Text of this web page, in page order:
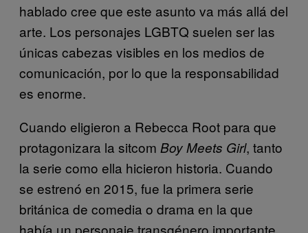
hablado cree que este asunto va más allá del
arte. Los personajes LGBTQ suelen ser las
únicas cabezas visibles en los medios de
comunicación, por lo que la responsabilidad
es enorme.
Cuando eligieron a Rebecca Root para que
protagonizara la sitcom Boy Meets Girl, tanto
la serie como ella hicieron historia. Cuando
se estrenó en 2015, fue la primera serie
británica de comedia o drama en la que
había un personaje transgénero importante